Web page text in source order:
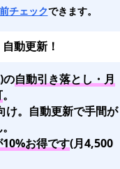
チェックできます。
自動更新！
の自動引き落とし・月
。
け。自動更新で手間が
お得です(月4,500